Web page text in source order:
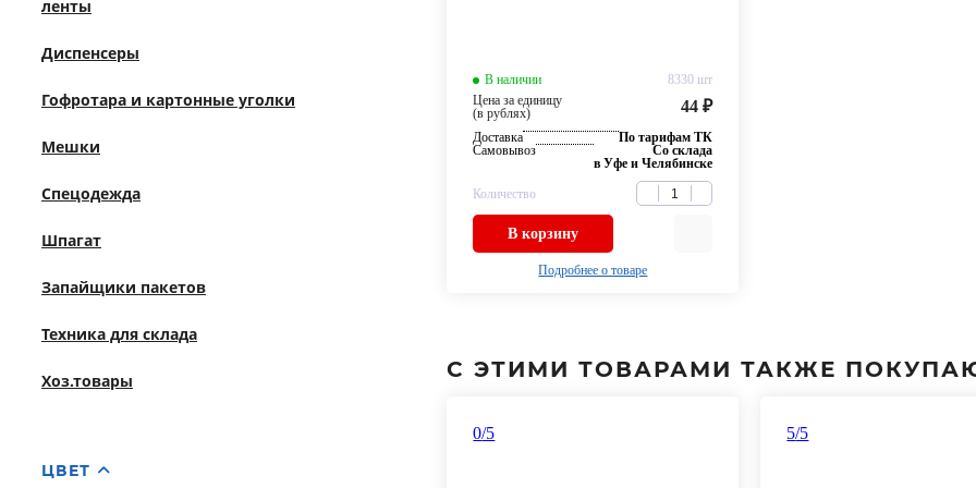
ленты
Диспенсеры
Гофротара и картонные уголки
Мешки
Спецодежда
Шпагат
Запайщики пакетов
Техника для склада
Хоз.товары
ЦВЕТ
В наличии
8330 шт
Цена за единицу
(в рублях)
44 ₽
Доставка
По тарифам ТК
Самовывоз
Со склада
в Уфе и Челябинске
Количество
В корзину
Подробнее о товаре
С ЭТИМИ ТОВАРАМИ ТАКЖЕ
0/5 5/5